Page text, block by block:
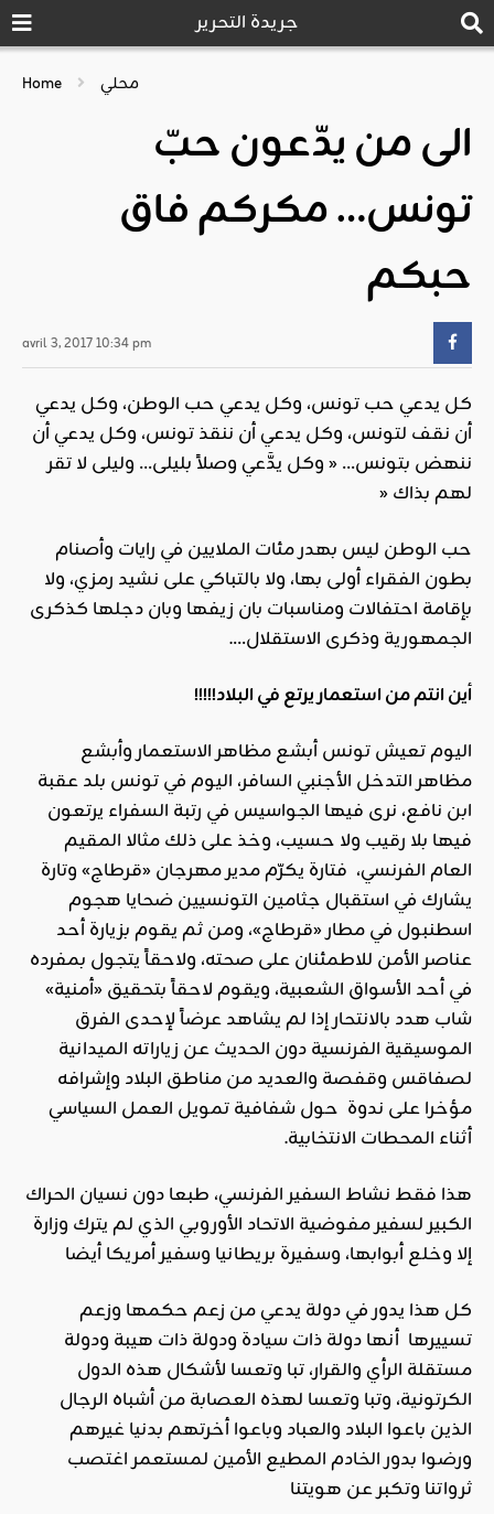
جريدة التحرير
Home محلي
الى من يدّعون حبّ
تونس… مكركم فاق
حبكم
avril 3, 2017 10:34 pm
كل يدعي حب تونس، وكل يدعي حب الوطن، وكل يدعي
أن نقف لتونس، وكل يدعي أن ننقذ تونس، وكل يدعي أن
ننهض بتونس… « وكل يدَّعي وصلاً بليلى… وليلى لا تقر
لهم بذاك «
حب الوطن ليس بهدر مئات الملايين في رايات وأصنام
بطون الفقراء أولى بها، ولا بالتباكي على نشيد رمزي، ولا
بإقامة احتفالات ومناسبات بان زيفها وبان دجلها كذكرى
الجمهورية وذكرى الاستقلال….
أين انتم من استعمار يرتع في البلاد!!!!!
اليوم تعيش تونس أبشع مظاهر الاستعمار وأبشع
مظاهر التدخل الأجنبي السافر، اليوم في تونس بلد عقبة
ابن نافع، نرى فيها الجواسيس في رتبة السفراء يرتعون
فيها بلا رقيب ولا حسيب، وخذ على ذلك مثالا المقيم
العام الفرنسي، فتارة يكرّم مدير مهرجان «قرطاج» وتارة
يشارك في استقبال جثامين التونسيين ضحايا هجوم
اسطنبول في مطار «قرطاج»، ومن ثم يقوم بزيارة أحد
عناصر الأمن للاطمئنان على صحته، ولاحقاً يتجول بمفرده
في أحد الأسواق الشعبية، ويقوم لاحقاً بتحقيق «أمنية»
شاب هدد بالانتحار إذا لم يشاهد عرضاً لإحدى الفرق
الموسيقية الفرنسية دون الحديث عن زياراته الميدانية
لصفاقس وقفصة والعديد من مناطق البلاد وإشرافه
مؤخرا على ندوة حول شفافية تمويل العمل السياسي
أثناء المحطات الانتخابية.
هذا فقط نشاط السفير الفرنسي، طبعا دون نسيان الحراك
الكبير لسفير مفوضية الاتحاد الأوروبي الذي لم يترك وزارة
إلا وخلع أبوابها، وسفيرة بريطانيا وسفير أمريكا أيضا
كل هذا يدور في دولة يدعي من زعم حكمها وزعم
تسييرها أنها دولة ذات سيادة ودولة ذات هيبة ودولة
مستقلة الرأي والقرار، تبا وتعسا لأشكال هذه الدول
الكرتونية، وتبا وتعسا لهذه العصابة من أشباه الرجال
الذين باعوا البلاد والعباد وباعوا أخرتهم بدنيا غيرهم
ورضوا بدور الخادم المطيع الأمين لمستعمر اغتصب
ثرواتنا وتكبر عن هويتنا